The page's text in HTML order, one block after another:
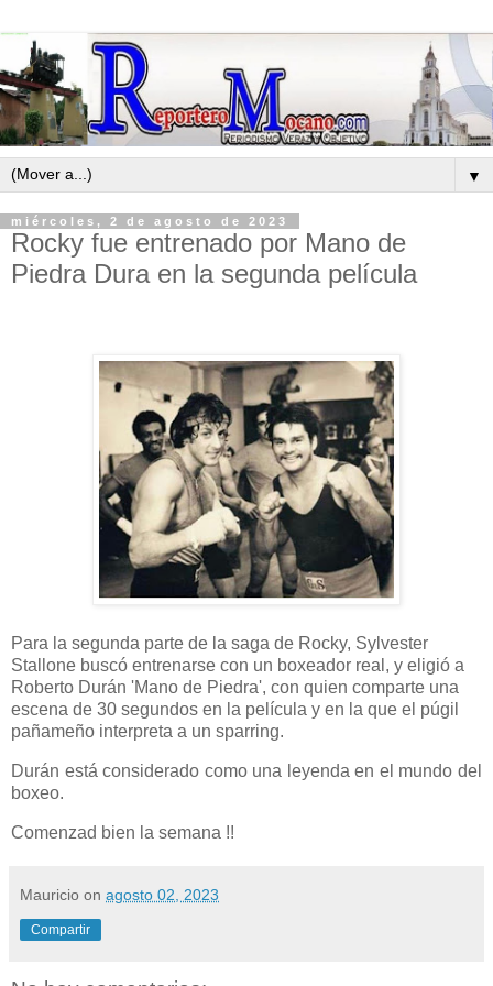
▼
miércoles, 2 de agosto de 2023
Rocky fue entrenado por Mano de
Piedra Dura en la segunda película
Para la segunda parte de la saga de Rocky, Sylvester
Stallone buscó entrenarse con un boxeador real, y eligió a
Roberto Durán 'Mano de Piedra', con quien comparte una
escena de 30 segundos en la película y en la que el púgil
pañameño interpreta a un sparring.
Durán está considerado como una leyenda en el mundo del
boxeo.
Comenzad bien la semana !!
Mauricio on agosto 02, 2023
Compartir